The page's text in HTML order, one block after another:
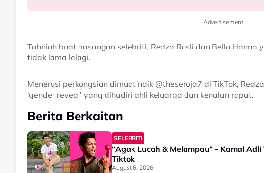
Advertisement
Tahniah buat pasangan selebriti, Redza Rosli dan Bella Hanna
tidak lama lelagi.
Menerusi perkongsian dimuat naik @theseroja7 di TikTok,
‘gender reveal’ yang dihadiri ahli keluarga dan kenalan rapat.
Berita Berkaitan
SELEBRITI
"Agak Lucah & Melampau" - Kamal Adli
Tiktok
August 6, 2026